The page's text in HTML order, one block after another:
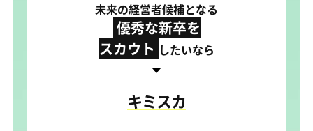
未来の経営者候補となる
優秀な新卒を
スカウト したいなら
キミスカ